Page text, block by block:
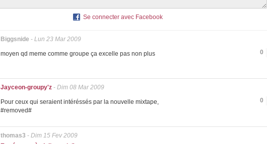
Se connecter avec Facebook
Biggsnide - Lun 23 Mar 2009
0
moyen qd meme comme groupe ça excelle pas non plus
Jayceon-groupy'z - Dim 08 Mar 2009
0
Pour ceux qui seraient intéréssés par la nouvelle mixtape,
#removed#
thomas3 - Dim 15 Fev 2009